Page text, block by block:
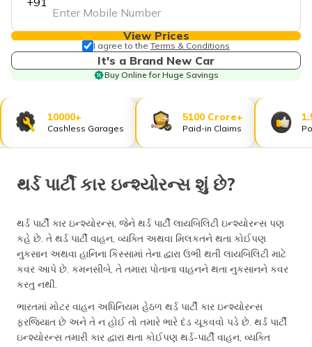
View Prices
I agree to the Terms & Conditions
It's a Brand New Car
Buy Online for Huge Savings
10000+
Cashless Garages
5100 Crore+
Paid-in Claims
થર્ડ પાર્ટી કાર ઇન્શ્યોરન્સ શું છે?
થર્ડ પાર્ટી કાર ઇન્શ્યોરન્સ, જેને થર્ડ પાર્ટી લાયબિલિટી ઇન્શ્યોરન્સ પણ
કહે છે. તે થર્ડ પાર્ટી વાહન, વ્યક્તિ અથવા મિલકતને થતા કોઈપણ
નુકસાન અથવા હાનિના કિસ્સામાં તેના દ્વારા ઉભી થતી લાયબિલિટી માટે
કવર આપે છે. કમનસીબે, તે તમારા પોતાના વાહનને થતા નુકસાનને કવર
કરતુ નથી.
ભારતમાં મોટર વાહન અધિનિયમ હેઠળ થર્ડ પાર્ટી કાર ઇન્શ્યોરન્સ
ફરજિયાત છે અને તે ન હોઈ તો તમારે ભારે દંડ ચૂકવવો પડે છે. થર્ડ પાર્ટી
ઇન્શ્યોરન્સ તમારી કાર દ્વારા થતા કોઈપણ થર્ડ-પાર્ટી વાહન, વ્યક્તિ